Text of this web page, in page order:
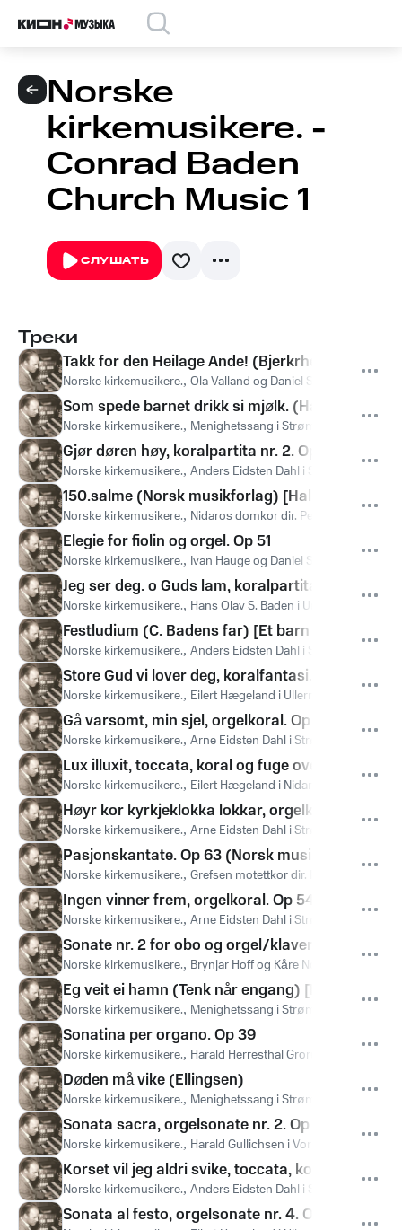
Norske
kirkemusikere. -
Conrad Baden
Church Music 1
СЛУШАТЬ
Треки
Takk for den Heilage Ande! (Bjerkrheim) [Herre,
Norske kirkemusikere., Ola Valland og Daniel Strøm i
Som spede barnet drikk si mjølk. (Hallqvist)
Norske kirkemusikere., Menighetssang i Strømsø kirke. Dir.
Gjør døren høy, koralpartita nr. 2. Op 52
Norske kirkemusikere., Anders Eidsten Dahl i Strømsø kirke
150.salme (Norsk musikforlag) [Halleluja! Lov
Norske kirkemusikere., Nidaros domkor dir. Per F. Bonsaksen
Elegie for fiolin og orgel. Op 51
Norske kirkemusikere., Ivan Hauge og Daniel Strøm i
Jeg ser deg. o Guds lam, koralpartita nr. 4. Op
Norske kirkemusikere., Hans Olav S. Baden i Uranienborg kirke
Festludium (C. Badens far) [Et barn er født]
Norske kirkemusikere., Anders Eidsten Dahl i Strømsø kirke
Store Gud vi lover deg, koralfantasi. Op 125
Norske kirkemusikere., Eilert Hægeland i Ullern kirke
Gå varsomt, min sjel, orgelkoral. Op 54/1
Norske kirkemusikere., Arne Eidsten Dahl i Strømsø kirke
Lux illuxit, toccata, koral og fuge over
Norske kirkemusikere., Eilert Hægeland i Nidarosdomen
Høyr kor kyrkjeklokka lokkar, orgelkoral. Op
Norske kirkemusikere., Arne Eidsten Dahl i Strømsø kirke
Pasjonskantate. Op 63 (Norsk musikforlag)
Norske kirkemusikere., Grefsen motettkor dir. H. Herresthal.
Ingen vinner frem, orgelkoral. Op 54/5 (Lyche
Norske kirkemusikere., Arne Eidsten Dahl i Strømsø kirke
Sonate nr. 2 for obo og orgel/klaver. Op 139
Norske kirkemusikere., Brynjar Hoff og Kåre Nordstoga i Ullern
Eg veit ei hamn (Tenk når engang) [Rabben]
Norske kirkemusikere., Menighetssang i Strømsø kirke dir. J.
Sonatina per organo. Op 39
Norske kirkemusikere., Harald Herresthal Grorud kirke
Døden må vike (Ellingsen)
Norske kirkemusikere., Menighetssang i Strømsø kirke dir. J.
Sonata sacra, orgelsonate nr. 2. Op 100
Norske kirkemusikere., Harald Gullichsen i Vor Frelsers kirke
Korset vil jeg aldri svike, toccata, koral og fuge.
Norske kirkemusikere., Anders Eidsten Dahl i Strømsø kirke
Sonata al festo, orgelsonate nr. 4. Op 134